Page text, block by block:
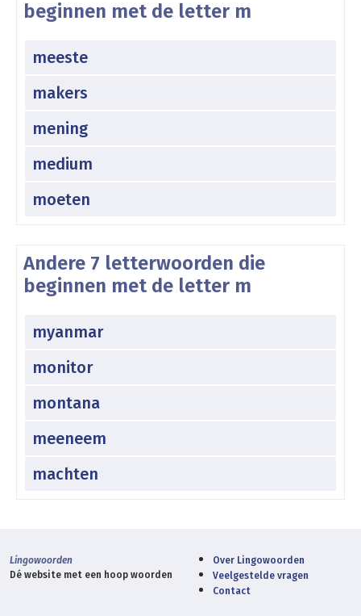
beginnen met de letter m
meeste
makers
mening
medium
moeten
Andere 7 letterwoorden die
beginnen met de letter m
myanmar
monitor
montana
meeneem
machten
Lingowoorden
Dé website met een hoop woorden
Over Lingowoorden
Veelgestelde vragen
Contact